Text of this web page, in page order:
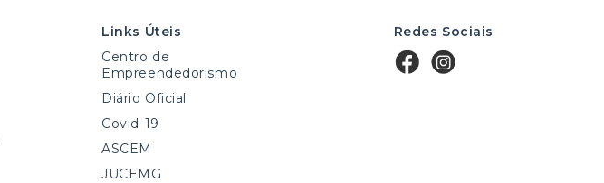
Links Úteis
Centro de
Empreendedorismo
Diário Oficial
Covid-19
ASCEM
JUCEMG
Redes Sociais